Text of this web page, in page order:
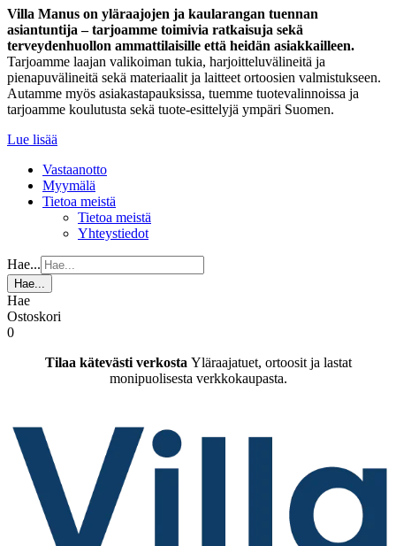
Villa Manus on yläraajojen ja kaularangan tuennan
asiantuntija – tarjoamme toimivia ratkaisuja sekä
terveydenhuollon ammattilaisille että heidän asiakkailleen.
Tarjoamme laajan valikoiman tukia, harjoitteluvälineitä ja
pienapuvälineitä sekä materiaalit ja laitteet ortoosien valmistukseen.
Autamme myös asiakastapauksissa, tuemme tuotevalinnoissa ja
tarjoamme koulutusta sekä tuote-esittelyjä ympäri Suomen.
Lue lisää
Vastaanotto
Myymälä
Tietoa meistä
Tietoa meistä
Yhteystiedot
Hae...
Hae...
Hae
Ostoskori
0
Tilaa kätevästi verkosta Yläraajatuet, ortoosit ja lastat
monipuolisesta verkkokaupasta.